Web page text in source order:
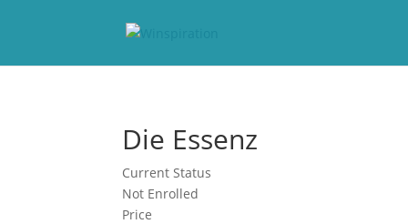
Die Essenz
Current Status
Not Enrolled
Price